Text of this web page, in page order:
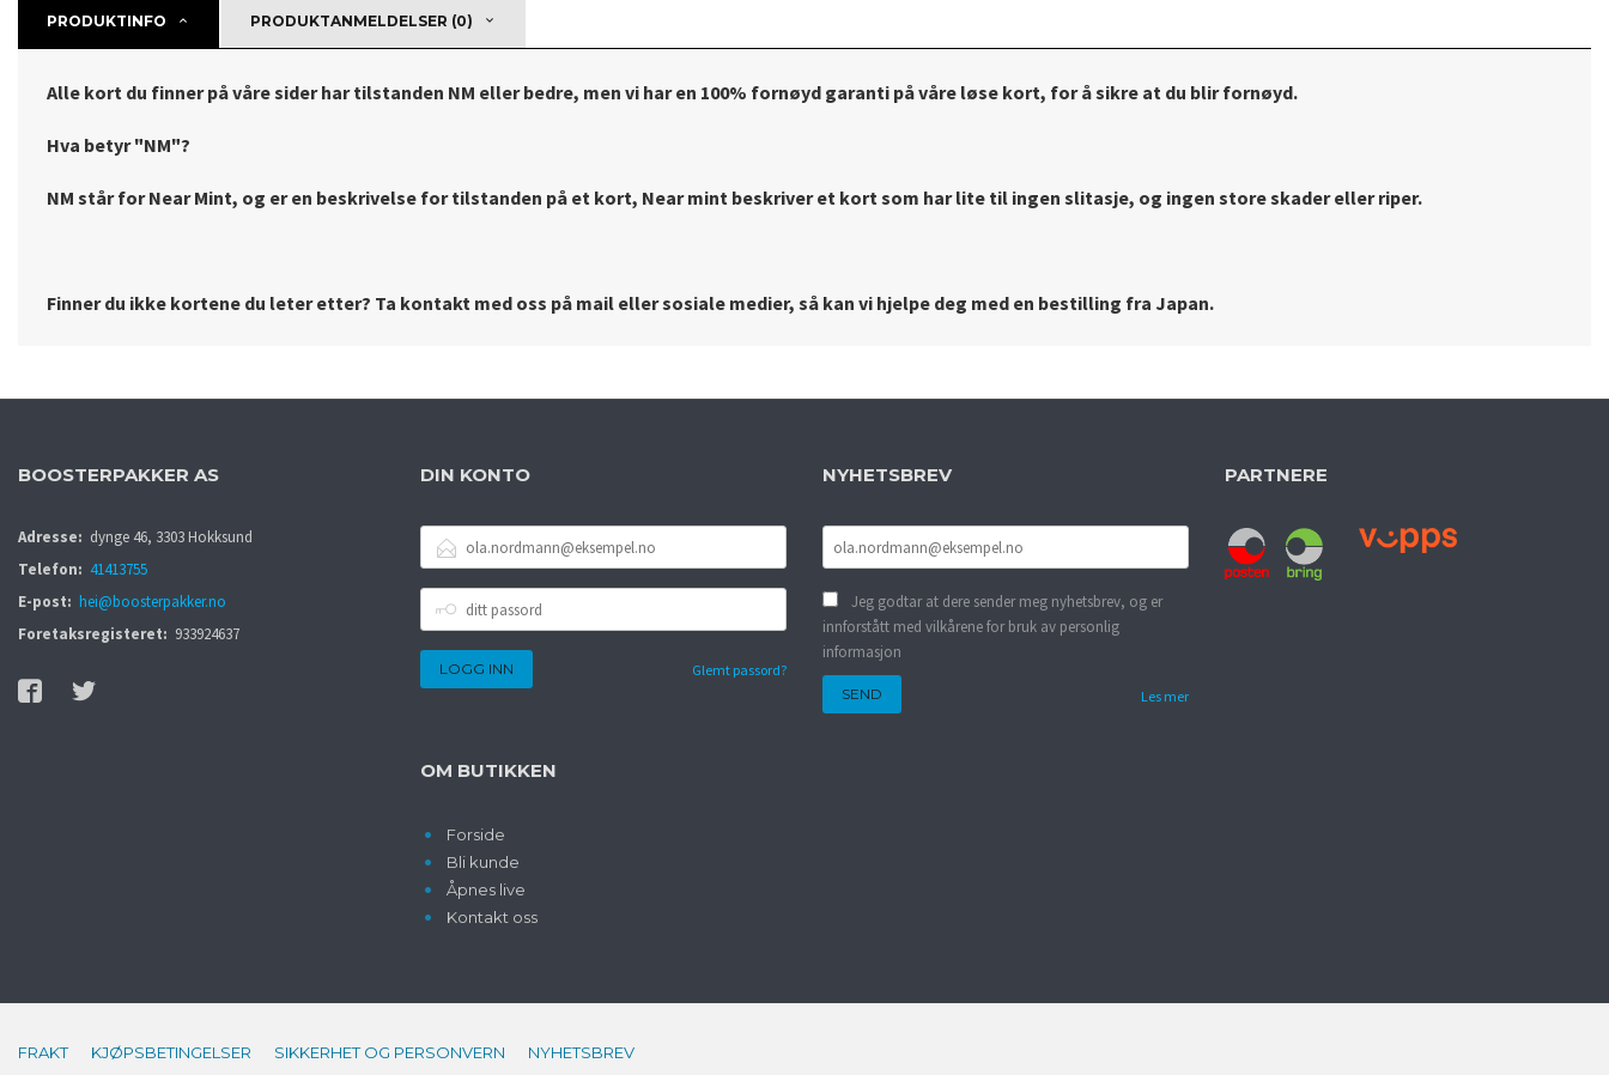
PRODUKTINFO PRODUKTANMELDELSER (0)
Alle kort du finner på våre sider har tilstanden NM eller bedre, men vi har en 100% fornøyd garanti på våre løse kort, for å sikre at du blir fornøyd.
Hva betyr "NM"?
NM står for Near Mint, og er en beskrivelse for tilstanden på et kort, Near mint beskriver et kort som har lite til ingen slitasje, og ingen store skader eller riper.
Finner du ikke kortene du leter etter? Ta kontakt med oss på mail eller sosiale medier, så kan vi hjelpe deg med en bestilling fra Japan.
BOOSTERPAKKER AS
Adresse: dynge 46, 3303 Hokksund
Telefon: 41413755
E-post: hei@boosterpakker.no
Foretaksregisteret: 933924637
DIN KONTO
POSTADRESSE
PASSORD
Glemt passord?
OM BUTIKKEN
Forside
Bli kunde
Åpnes live
Kontakt oss
NYHETSBREV
Jeg godtar at dere sender meg nyhetsbrev, og er
innforstått med vilkårene for bruk av personlig
informasjon
Les mer
PARTNERE
FRAKT KJØPSBETINGELSER SIKKERHET OG PERSONVERN NYHETSBREV